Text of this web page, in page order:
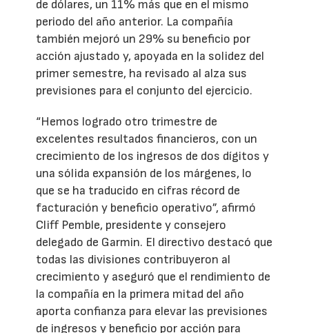
de dólares, un 11% más que en el mismo
periodo del año anterior. La compañía
también mejoró un 29% su beneficio por
acción ajustado y, apoyada en la solidez del
primer semestre, ha revisado al alza sus
previsiones para el conjunto del ejercicio.
“Hemos logrado otro trimestre de
excelentes resultados financieros, con un
crecimiento de los ingresos de dos dígitos y
una sólida expansión de los márgenes, lo
que se ha traducido en cifras récord de
facturación y beneficio operativo”, afirmó
Cliff Pemble, presidente y consejero
delegado de Garmin. El directivo destacó que
todas las divisiones contribuyeron al
crecimiento y aseguró que el rendimiento de
la compañía en la primera mitad del año
aporta confianza para elevar las previsiones
de ingresos y beneficio por acción para